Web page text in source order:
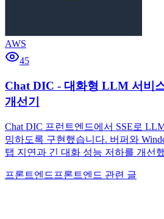
AWS
45
Chat DIC - 대화형 LLM 서비
개선기
Chat DIC 프런트엔드에서 SSE로
밍하도록 구현했습니다. 버퍼와
탭 지연과 긴 대화 성능 저하를 개선
프론트엔드프론트엔드 관련 글